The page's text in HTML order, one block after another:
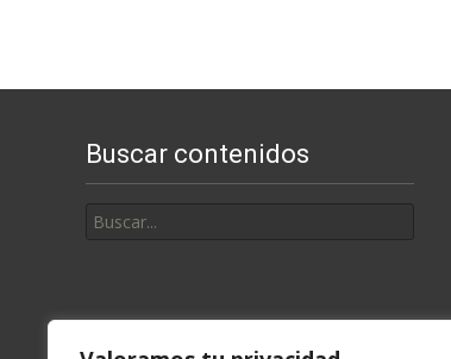
entradas
Buscar contenidos
por: